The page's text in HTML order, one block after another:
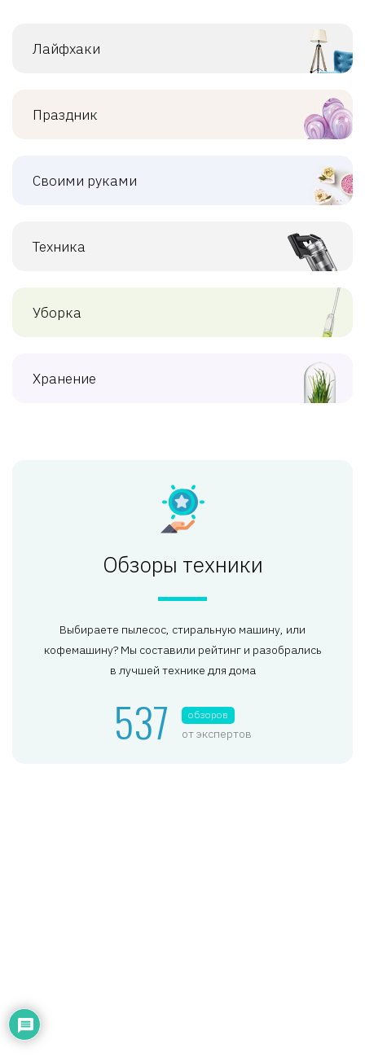
Лайфхаки
Праздник
Своими руками
Техника
Уборка
Хранение
Обзоры техники
Выбираете пылесос, стиральную машину, или
кофемашину? Мы составили рейтинг и разобрались
в лучшей технике для дома
537 обзоров
от экспертов